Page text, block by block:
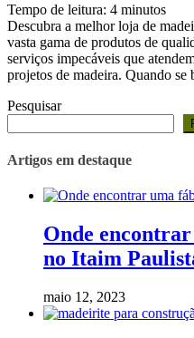
Tempo de leitura: 4 minutos
Descubra a melhor loja de
vasta gama de produtos de
serviços impecáveis que
projetos de madeira. Quando
Pesquisar
Artigos em destaque
Onde
no Itaim
maio 12, 2023